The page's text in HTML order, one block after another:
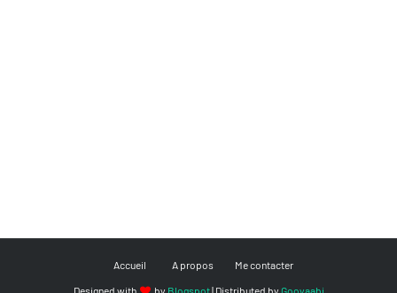
Accueil A propos Me contacter
Designed with by Blogspot| Distributed by Gooyaabi